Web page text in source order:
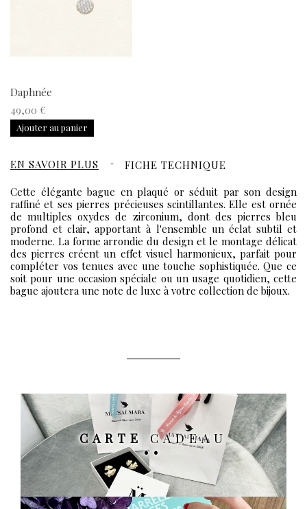
Daphnée
49,00 €
Ajouter au panier
EN SAVOIR PLUS
FICHE TECHNIQUE
Cette élégante bague en plaqué or séduit par son design
raffiné et ses pierres précieuses scintillantes. Elle est ornée
de multiples oxydes de zirconium, dont des pierres bleu
profond et clair, apportant à l'ensemble un éclat subtil et
moderne. La forme arrondie du design et le montage délicat
des pierres créent un effet visuel harmonieux, parfait pour
compléter vos tenues avec une touche sophistiquée. Que ce
soit pour une occasion spéciale ou un usage quotidien, cette
bague ajoutera une note de luxe à votre collection de bijoux.
CARTE CADEAU